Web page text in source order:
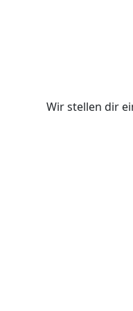
Wir stellen dir